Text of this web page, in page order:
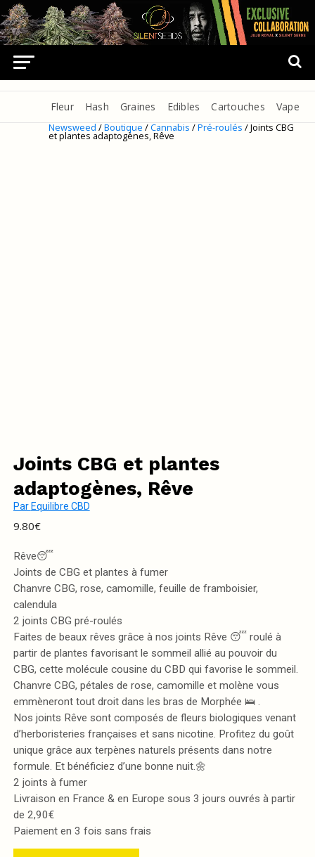
Fleur Hash Graines Edibles Cartouches Vape
Newsweed/Boutique/Cannabis/Pré-roulés/ Joints CBG
et plantes adaptogènes, Rêve
Joints CBG et plantes
adaptogènes, Rêve
Par Equilibre CBD
9.80€
Rêve😴
Joints de CBG et plantes à fumer
Chanvre CBG, rose, camomille, feuille de framboisier,
calendula
2 joints CBG pré-roulés
Faites de beaux rêves grâce à nos joints Rêve 😴 roulé à
partir de plantes favorisant le sommeil allié au pouvoir du
CBG, cette molécule cousine du CBD qui favorise le sommeil.
Chanvre CBG, pétales de rose, camomille et molène vous
emmèneront tout droit dans les bras de Morphée 🛌 .
Nos joints Rêve sont composés de fleurs biologiques venant
d’herboristeries françaises et sans nicotine. Profitez du goût
unique grâce aux terpènes naturels présents dans notre
formule. Et bénéficiez d’une bonne nuit.🌼
2 joints à fumer
Livraison en France & en Europe sous 3 jours ouvrés à partir
de 2,90€
Paiement en 3 fois sans frais